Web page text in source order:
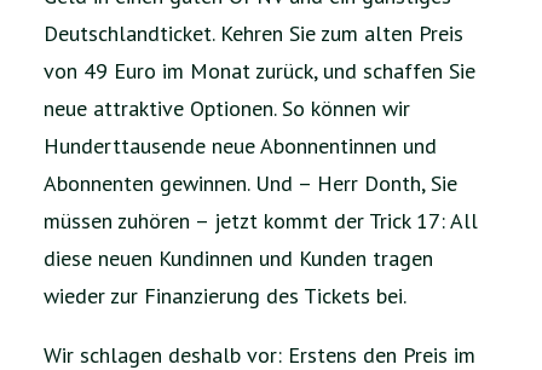
Deutschlandticket. Kehren Sie zum alten Preis
von 49 Euro im Monat zurück, und schaffen Sie
neue attraktive Optionen. So können wir
Hunderttausende neue Abonnentinnen und
Abonnenten gewinnen. Und – Herr Donth, Sie
müssen zuhören – jetzt kommt der Trick 17: All
diese neuen Kundinnen und Kunden tragen
wieder zur Finanzierung des Tickets bei.
Wir schlagen deshalb vor: Erstens den Preis im